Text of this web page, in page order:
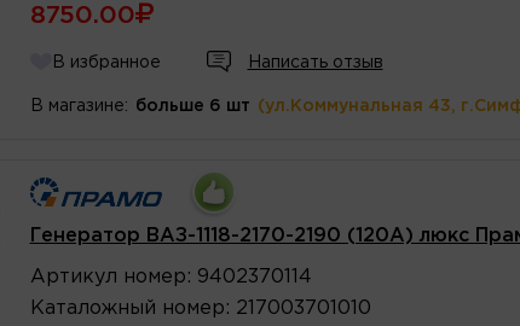
8750.00
В избранное Написать отзыв
В магазине: больше 6 шт (ул.Коммунальная 43,
Генератор ВАЗ-1118-2170-2190 (120А) люкс
Артикул номер : 9402370114
Каталожный номер : 217003701010